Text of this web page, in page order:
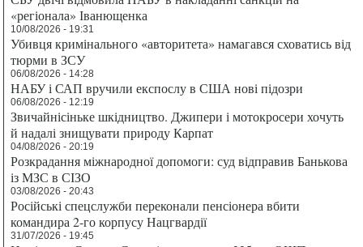
«регіонала» Іванющенка
10/08/2026 - 19:31
Убивця кримінального «авторитета» намагався сховатись від
тюрми в ЗСУ
06/08/2026 - 14:28
НАБУ і САП вручили експослу в США нові підозри
06/08/2026 - 12:19
Звичайнісіньке шкідництво. Джипери і мотокросери хочуть
й надалі знищувати природу Карпат
04/08/2026 - 20:19
Розкрадання міжнародної допомоги: суд відправив Банькова
із МЗС в СІЗО
03/08/2026 - 20:43
Російські спецслужби переконали пенсіонера вбити
командира 2-го корпусу Нацгвардії
31/07/2026 - 19:45